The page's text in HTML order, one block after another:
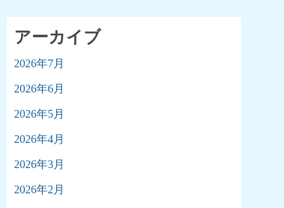
アーカイブ
2026年7月
2026年6月
2026年5月
2026年4月
2026年3月
2026年2月